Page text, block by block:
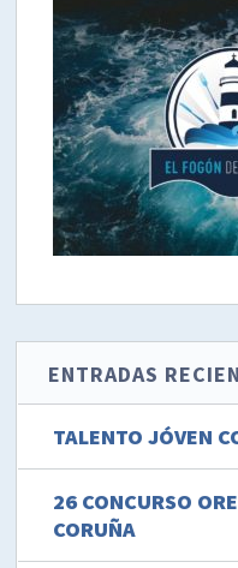
ENTRADAS
TALENTO JÓVEN
26 CONCURSO
CORUÑA